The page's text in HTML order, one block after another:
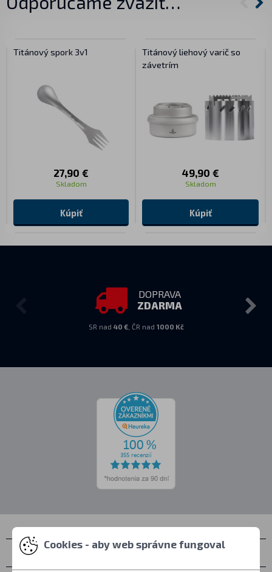
Titánový spork 3v1
27,90 €
Skladom
Kúpiť
Titánový liehový varič so
závetrím
49,90 €
Skladom
Kúpiť
DOPRAVA
ZDARMA
SR nad 40 €, ČR nad 1000 Kč
Kontakty
Cookies - aby web správne fungoval